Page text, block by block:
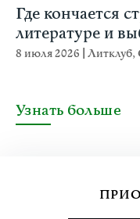
Где кончается
литературе и
8 июля 2026 Литклуб,
Узнать больше